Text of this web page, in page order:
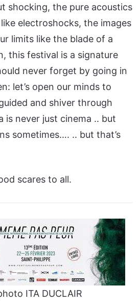
shocking, the pure acoustics
electroshocks, the images
limits like the blade of a
this festival is a signature
never forget by going in
let’s open our minds to
and shiver through
is never just cinema .. but
sometimes…. .. but that’s
scares to all.
ITA DUCLAIR